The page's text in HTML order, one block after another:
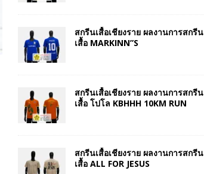
สกรีนเสื้อเชียงราย ผลงานการสกรีน
เสื้อ MARKINN”S
สกรีนเสื้อเชียงราย ผลงานการสกรีน
เสื้อ โปโล KBHHH 10KM RUN
สกรีนเสื้อเชียงราย ผลงานการสกรีน
เสื้อ ALL FOR JESUS